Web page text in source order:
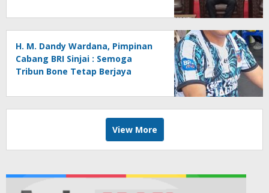
dinamika informasi dan
pembangunan di Kabupaten
Bone
H. M. Dandy Wardana, Pimpinan
Cabang BRI Sinjai : Semoga
Tribun Bone Tetap Berjaya
View More